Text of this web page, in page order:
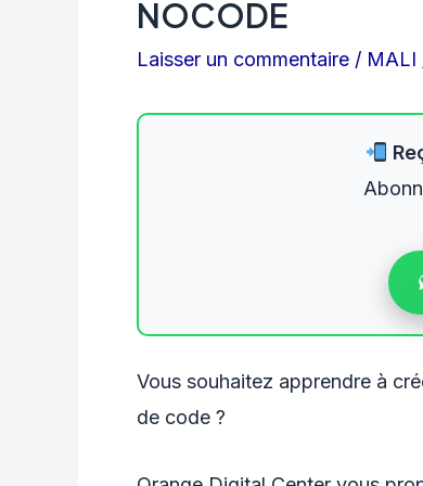
NOCODE
Laisser un commentaire / MALI
Vous souhaitez apprendre à
de code ?